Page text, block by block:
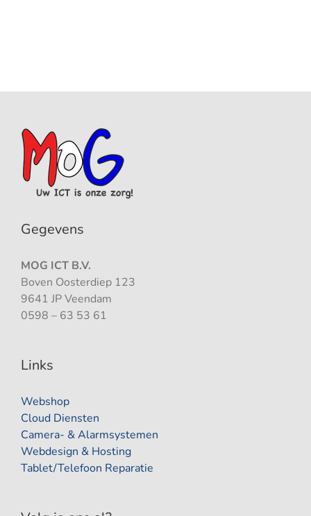
Gegevens
MOG ICT B.V.
Boven Oosterdiep 123
9641 JP Veendam
0598 – 63 53 61
Links
Webshop
Cloud Diensten
Camera- & Alarmsystemen
Webdesign & Hosting
Tablet/Telefoon Reparatie